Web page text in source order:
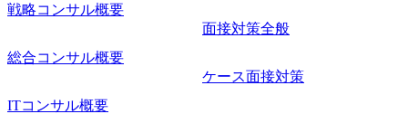
戦略コンサル概要
総合コンサル概要
ITコンサル概要
面接対策全般
ケース面接対策